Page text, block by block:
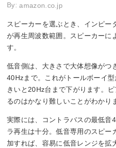
By:amazon.co.jp
スピーカーを選ぶとき、インピー
が再生周波数範囲。スピーカーに
す。
低音側は、大きさで大体想像がつ
40Hzまで。これがトールボーイ
きいと20Hz台まで下がります。
るのはかなり難しいことがわかり
実際には、コントラバスの最低音
ラ再生は十分。低音専用のスピー
加すれば、容易に低音レンジを拡